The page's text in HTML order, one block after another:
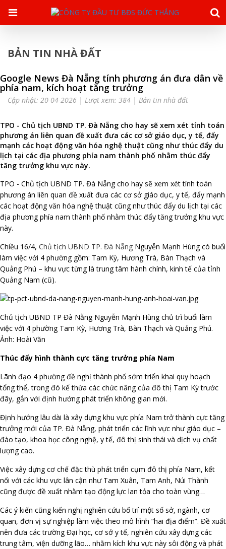
BẢN TIN NHÀ ĐẤT
Google News Đà Nẵng tính phương án đưa dân về
phía nam, kích hoạt tăng trưởng
Cập nhật: 20-04-2026 | Lượt xem: 384 | Bản tin nhà đất
TPO - Chủ tịch UBND TP. Đà Nẵng cho hay sẽ xem xét tính toán
phương án liên quan đề xuất đưa các cơ sở giáo dục, y tế, đẩy
mạnh các hoạt động văn hóa nghệ thuật cũng như thúc đẩy du
lịch tại các địa phương phía nam thành phố nhằm thúc đẩy
tăng trưởng khu vực này.
TPO - Chủ tịch UBND TP. Đà Nẵng cho hay sẽ xem xét tính toán
phương án liên quan đề xuất đưa các cơ sở giáo dục, y tế, đẩy mạnh
các hoạt động văn hóa nghệ thuật cũng như thúc đẩy du lịch tại các
địa phương phía nam thành phố nhằm thúc đẩy tăng trưởng khu vực
này.
Chiều 16/4, Chủ tịch UBND TP. Đà Nẵng Nguyễn Mạnh Hùng có buổi
làm việc với 4 phường gồm: Tam Kỳ, Hương Trà, Bàn Thạch và
Quảng Phú – khu vực từng là trung tâm hành chính, kinh tế của tỉnh
Quảng Nam (cũ).
Chủ tịch UBND TP Đà Nẵng Nguyễn Mạnh Hùng chủ trì buổi làm
việc với 4 phường Tam Kỳ, Hương Trà, Bàn Thạch và Quảng Phú.
Ảnh: Hoài Văn
Thúc đẩy hình thành cực tăng trưởng phía Nam
Lãnh đạo 4 phường đề nghị thành phố sớm triển khai quy hoạch
tổng thể, trong đó kế thừa các chức năng của đô thị Tam Kỳ trước
đây, gắn với định hướng phát triển không gian mới.
Định hướng lâu dài là xây dựng khu vực phía Nam trở thành cực tăng
trưởng mới của TP. Đà Nẵng, phát triển các lĩnh vực như giáo dục –
đào tạo, khoa học công nghệ, y tế, đô thị sinh thái và dịch vụ chất
lượng cao.
Việc xây dựng cơ chế đặc thù phát triển cụm đô thị phía Nam, kết
nối với các khu vực lân cận như Tam Xuân, Tam Anh, Núi Thành
cũng được đề xuất nhằm tạo động lực lan tỏa cho toàn vùng…
Các ý kiến cũng kiến nghị nghiên cứu bố trí một số sở, ngành, cơ
quan, đơn vị sự nghiệp làm việc theo mô hình “hai địa điểm”. Đề xuất
nên đưa các trường Đại học, cơ sở y tế, nghiên cứu xây dựng các
trung tâm, viện dưỡng lão… nhằm kích khu vực này sôi động và phát